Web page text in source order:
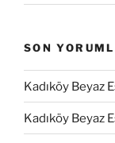
SON
Kadıköy Beyaz
Kadıköy Beyaz